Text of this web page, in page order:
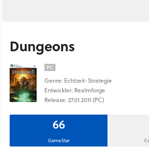
Dungeons
PC
Genre: Echtzeit-Strategie
Entwickler: Realmforge
Release: 27.01.2011 (PC)
66
GameStar